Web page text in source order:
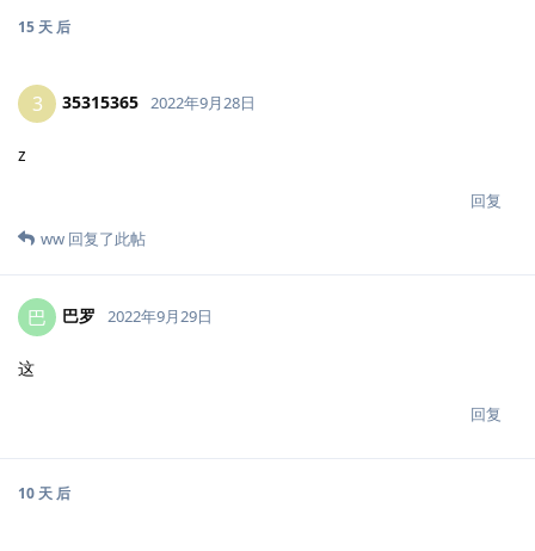
15 天 后
3 35315365 2022年9月28日
z
回复
ww 回复了此帖
巴 巴罗 2022年9月29日
这
回复
10 天 后